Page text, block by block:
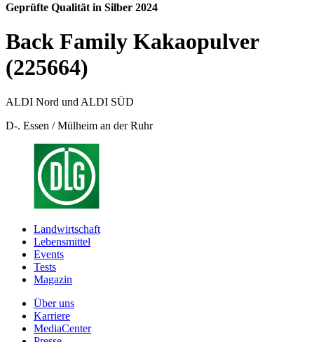
Geprüfte Qualität in Silber 2024
Back Family Kakaopulver
(225664)
ALDI Nord und ALDI SÜD
D-. Essen / Mülheim an der Ruhr
Landwirtschaft
Lebensmittel
Events
Tests
Magazin
Über uns
Karriere
MediaCenter